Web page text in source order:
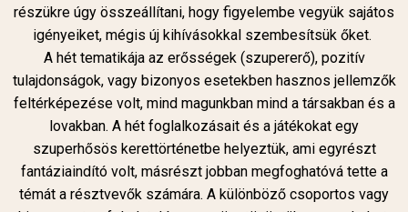
részükre úgy összeállítani, hogy figyelembe vegyük sajátos
igényeiket, mégis új kihívásokkal szembesítsük őket.
A hét tematikája az erősségek (szupererő), pozitív
tulajdonságok, vagy bizonyos esetekben hasznos jellemzők
feltérképezése volt, mind magunkban mind a társakban és a
lovakban. A hét foglalkozásait és a játékokat egy
szuperhősös kerettörténetbe helyeztük, ami egyrészt
fantáziaindító volt, másrészt jobban megfoghatóvá tette a
témát a résztvevők számára. A különböző csoportos vagy